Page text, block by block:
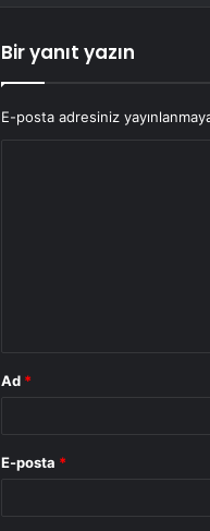
Bir yanıt yazın
E-posta adresiniz
Ad *
E-posta *